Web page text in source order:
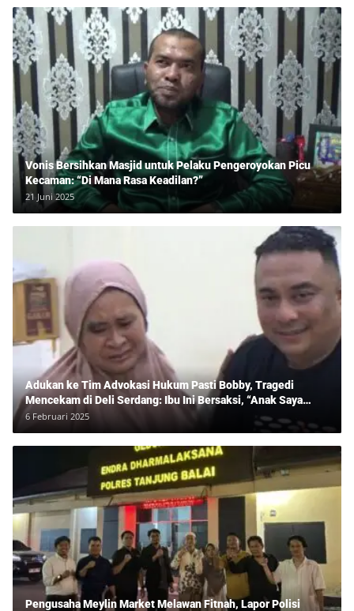
Vonis Bersihkan Masjid untuk Pelaku Pengeroyokan Picu
Kecaman: “Di Mana Rasa Keadilan?”
21 Juni 2025
Adukan ke Tim Advokasi Hukum Pasti Bobby, Tragedi
Mencekam di Deli Serdang: Ibu Ini Bersaksi, “Anak Saya
Ditangkap Tanpa Bukti dan Bukan Bandar Narkoba!”
6 Februari 2025
Pengusaha Meylin Market Melawan Fitnah, Lapor Polisi